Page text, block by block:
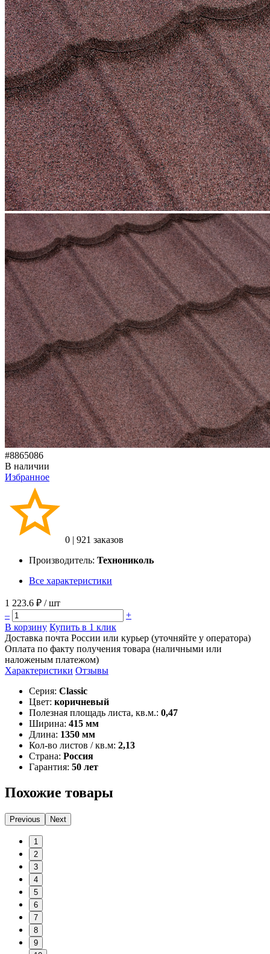
#8865086
В наличии
Избранное
0 | 921 заказов
Производитель: Технониколь
Все характеристики
1 223.6 ₽ / шт
–
+
В корзину Купить в 1 клик
Доставка почта России или курьер (уточняйте у оператора)
Оплата по факту получения товара (наличными или
наложеным платежом)
Характеристики Отзывы
Серия: Classic
Цвет: коричневый
Полезная площадь листа, кв.м.: 0,47
Ширина: 415 мм
Длина: 1350 мм
Кол-во листов / кв.м: 2,13
Страна: Россия
Гарантия: 50 лет
Похожие товары
Previous Next
1
2
3
4
5
6
7
8
9